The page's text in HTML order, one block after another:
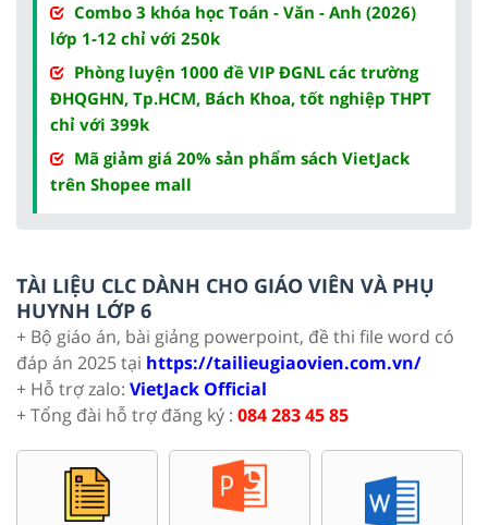
Combo 3 khóa học Toán - Văn - Anh (2026)
lớp 1-12 chỉ với 250k
Phòng luyện 1000 đề VIP ĐGNL các trường
ĐHQGHN, Tp.HCM, Bách Khoa, tốt nghiệp THPT
chỉ với 399k
Mã giảm giá 20% sản phẩm sách VietJack
trên Shopee mall
TÀI LIỆU CLC DÀNH CHO GIÁO VIÊN VÀ PHỤ
HUYNH LỚP 6
+ Bộ giáo án, bài giảng powerpoint, đề thi file word có
đáp án 2025 tại https://tailieugiaovien.com.vn/
+ Hỗ trợ zalo: VietJack Official
+ Tổng đài hỗ trợ đăng ký : 084 283 45 85